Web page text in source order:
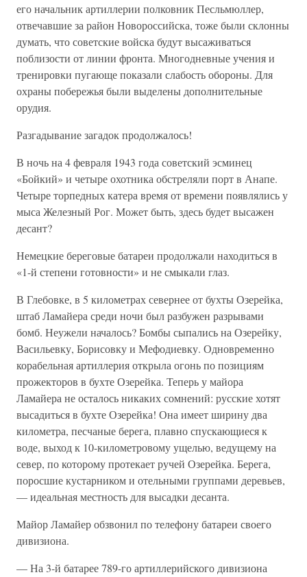
его начальник артиллерии полковник Песльмюллер,
отвечавшие за район Новороссийска, тоже были склонны
думать, что советские войска будут высаживаться
поблизости от линии фронта. Многодневные учения и
тренировки пугающе показали слабость обороны. Для
охраны побережья были выделены дополнительные
орудия.
Разгадывание загадок продолжалось!
В ночь на 4 февраля 1943 года советский эсминец
«Бойкий» и четыре охотника обстреляли порт в Анапе.
Четыре торпедных катера время от времени появлялись у
мыса Железный Рог. Может быть, здесь будет высажен
десант?
Немецкие береговые батареи продолжали находиться в
«1-й степени готовности» и не смыкали глаз.
В Глебовке, в 5 километрах севернее от бухты Озерейка,
штаб Ламайера среди ночи был разбужен разрывами
бомб. Неужели началось? Бомбы сыпались на Озерейку,
Васильевку, Борисовку и Мефодиевку. Одновременно
корабельная артиллерия открыла огонь по позициям
прожекторов в бухте Озерейка. Теперь у майора
Ламайера не осталось никаких сомнений: русские хотят
высадиться в бухте Озерейка! Она имеет ширину два
километра, песчаные берега, плавно спускающиеся к
воде, выход к 10-километровому ущелью, ведущему на
север, по которому протекает ручей Озерейка. Берега,
поросшие кустарником и отельными группами деревьев,
— идеальная местность для высадки десанта.
Майор Ламайер обзвонил по телефону батареи своего
дивизиона.
— На 3-й батарее 789-го артиллерийского дивизиона